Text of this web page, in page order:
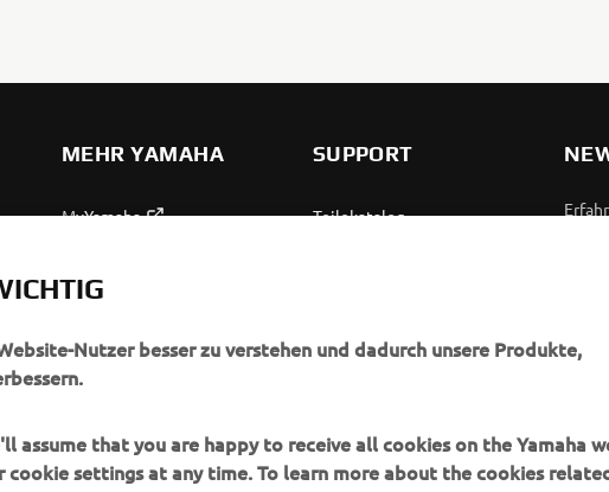
MEHR YAMAHA
MyYamaha
Yamaha Racing
Yamaha Motor Global
Mobile Anwendungen
SUPPORT
Teilekatalog
Umgang mit Altbatterien
Nutzer besser zu verstehen und dadurch unsere Produkte,
assume that you are happy to receive all cookies on the Yamaha
cookie settings at any time. To learn more about the cookies